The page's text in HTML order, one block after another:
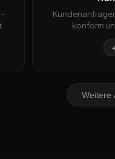
konform
Weitere